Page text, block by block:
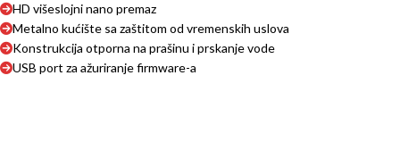
HD višeslojni nano premaz
Metalno kućište sa zaštitom od vremenskih uslova
Konstrukcija otporna na prašinu i prskanje vode
USB port za ažuriranje firmware-a